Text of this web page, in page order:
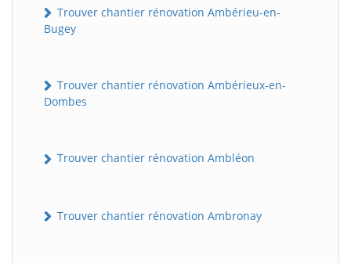
Trouver chantier rénovation Ambérieu-en-
Bugey
Trouver chantier rénovation Ambérieux-en-
Dombes
Trouver chantier rénovation Ambléon
Trouver chantier rénovation Ambronay